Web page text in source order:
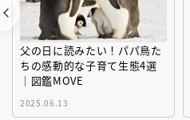
父の日に読みたい！パパ鳥た
ちの感動的な子育て生態4選
｜図鑑MOVE
2025.06.13